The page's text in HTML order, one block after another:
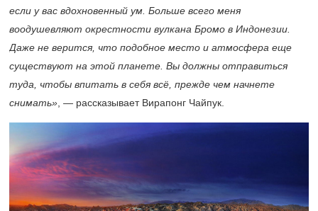
если у вас вдохновенный ум. Больше всего меня
воодушевляют окрестности вулкана Бромо в Индонезии.
Даже не верится, что подобное место и атмосфера еще
существуют на этой планете. Вы должны отправиться
туда, чтобы впитать в себя всё, прежде чем начнете
снимать», — рассказывает Вирапонг Чайпук.